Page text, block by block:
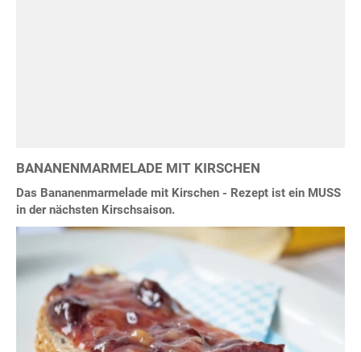
BANANENMARMELADE MIT KIRSCHEN
Das Bananenmarmelade mit Kirschen - Rezept ist ein MUSS
in der nächsten Kirschsaison.